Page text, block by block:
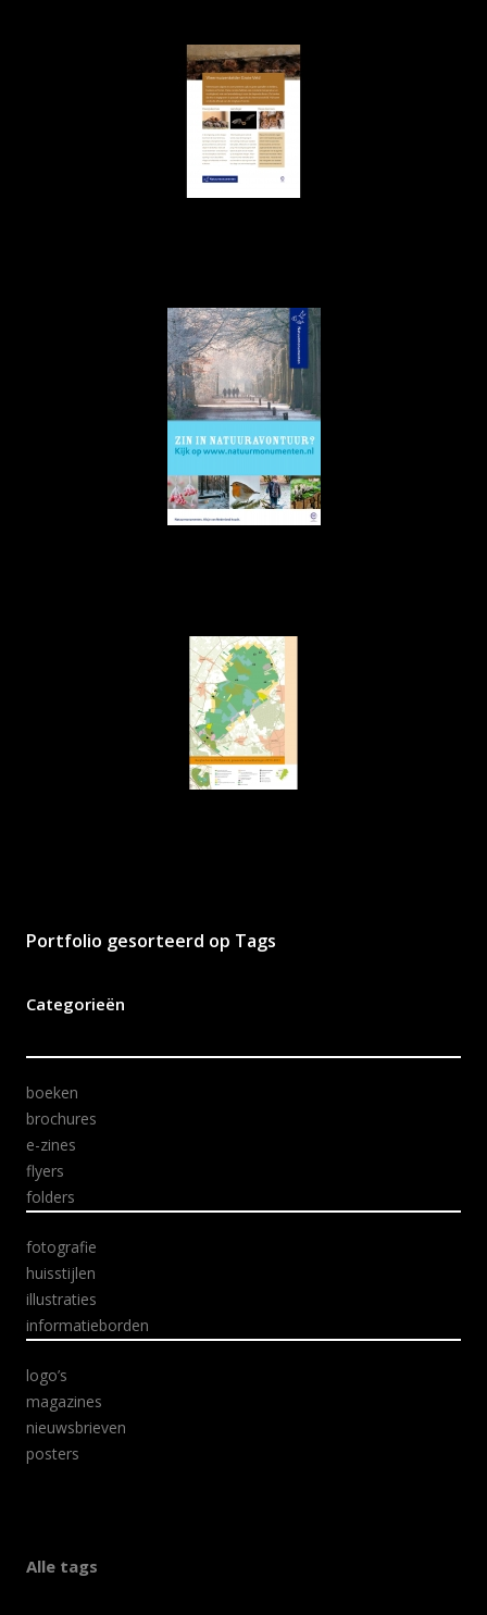
Portfolio gesorteerd op Tags
Categorieën
boeken
brochures
e-zines
flyers
folders
fotografie
huisstijlen
illustraties
informatieborden
logo’s
magazines
nieuwsbrieven
posters
Alle tags